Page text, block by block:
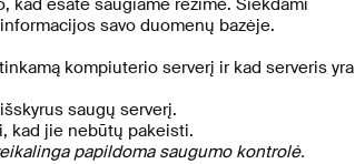
savo duomenų bazėje.
kompiuterio serverį ir kad serveris yra
saugų serverį.
kad jie nebūtų pakeisti.
papildoma saugumo kontrolė.